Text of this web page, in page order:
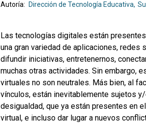
Autoría:
Dirección de Tecnología Educativa
Las tecnologías digitales están
una gran variedad de aplicaciones,
difundir iniciativas, entretenernos,
muchas otras actividades. Sin embargo,
virtuales no son neutrales. Más bien, al
vínculos, están inevitablemente sujetos
desigualdad, que ya están presentes en
virtual, e incluso dar lugar a nuevos